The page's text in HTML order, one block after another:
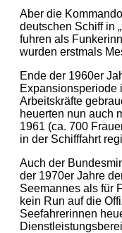
Aber die
deutschen Schiff in
fuhren als
wurden erstmals
Ende der 1960er
Expansionsperiode
Arbeitskräfte
heuerten nun auch
1961 (ca. 700
in der Schifffahrt
Auch der
der 1970er Jahre
Seemannes als für
kein Run auf die
Seefahrerinnen